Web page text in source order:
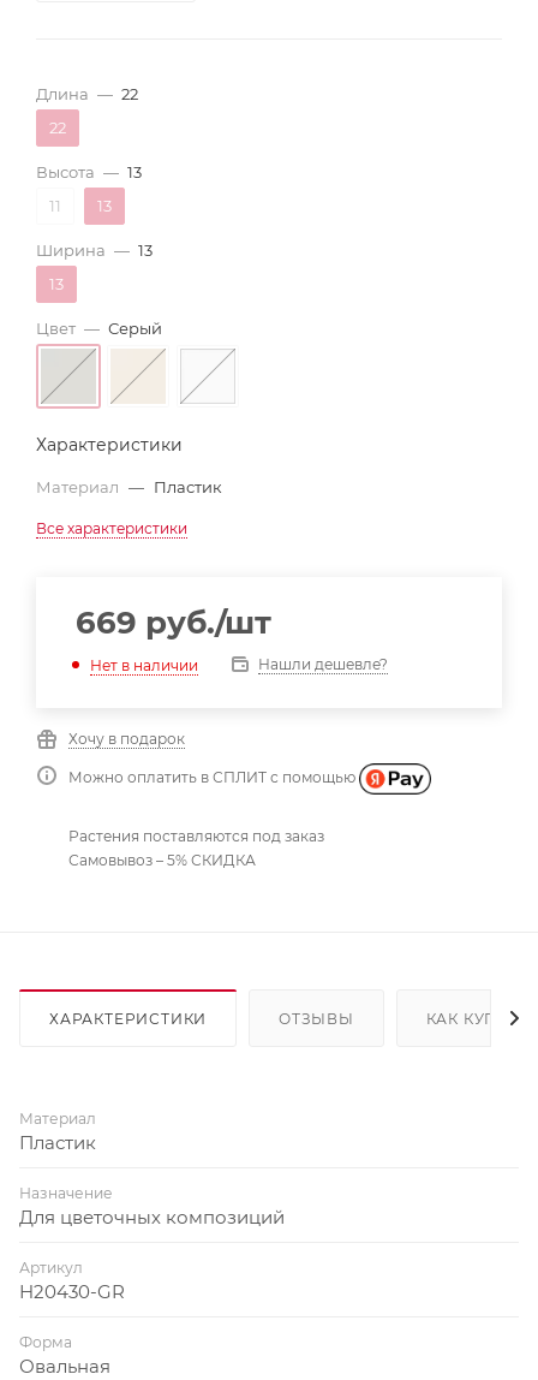
Длина — 22
22
Высота — 13
11
13
Ширина — 13
13
Цвет — Серый
Характеристики
Материал — Пластик
Все характеристики
669 руб./шт
Нет в наличии Нашли дешевле?
Хочу в подарок
Можно оплатить в СПЛИТ с помощью
Растения поставляются под заказ
Самовывоз – 5% СКИДКА
ХАРАКТЕРИСТИКИ ОТЗЫВЫ КАК КУПИТЬ
Материал
Пластик
Назначение
Для цветочных композиций
Артикул
H20430-GR
Форма
Овальная